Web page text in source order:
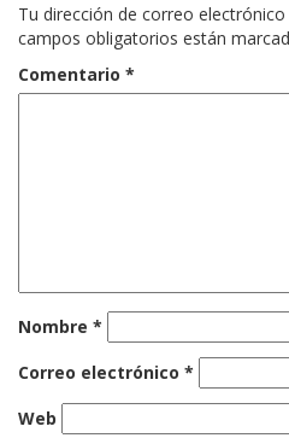
Tu dirección de correo
campos obligatorios están
Comentario *
Nombre *
Correo electrónico *
Web